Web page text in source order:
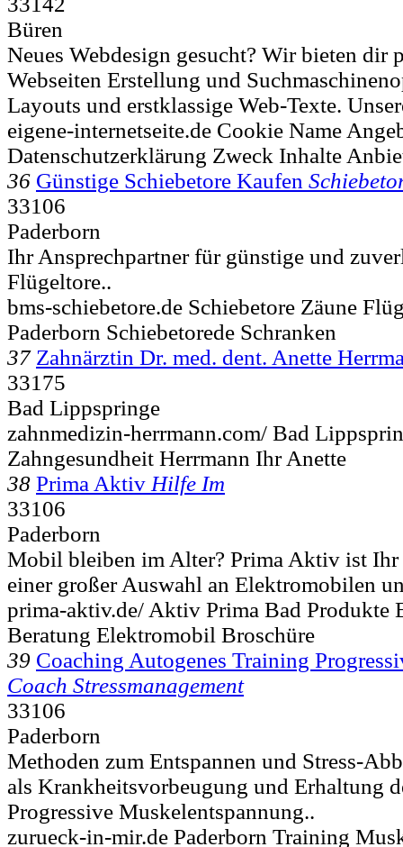
Büren
Neues Webdesign gesucht? Wir bieten dir
Webseiten Erstellung und
Layouts und erstklassige Web-Texte.
eigene-internetseite.de Cookie Name
Datenschutzerklärung Zweck Inhalte
36 Günstige Schiebetore Kaufen
33106
Paderborn
Ihr Ansprechpartner für günstige und
Flügeltore..
bms-schiebetore.de Schiebetore Zäune
Paderborn Schiebetorede Schranken
37 Zahnärztin Dr. med. dent. Anette
33175
Bad Lippspringe
zahnmedizin-herrmann.com/ Bad
Zahngesundheit Herrmann Ihr Anette
38 Prima Aktiv Hilfe Im
33106
Paderborn
Mobil bleiben im Alter? Prima Aktiv ist Ihr
einer großer Auswahl an Elektromobilen
prima-aktiv.de/ Aktiv Prima Bad Produkte
Beratung Elektromobil Broschüre
39 Coaching Autogenes Training
Coach Stressmanagement
33106
Paderborn
Methoden zum Entspannen und Stress-
als Krankheitsvorbeugung und Erhaltung
Progressive Muskelentspannung..
zurueck-in-mir.de Paderborn Training